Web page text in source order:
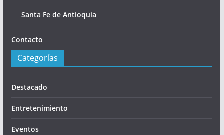
Santa Fe de Antioquia
Contacto
Categorías
Destacado
Entretenimiento
Eventos